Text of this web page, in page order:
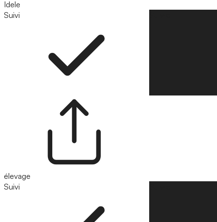
Idele
Suivi
élevage
Suivi